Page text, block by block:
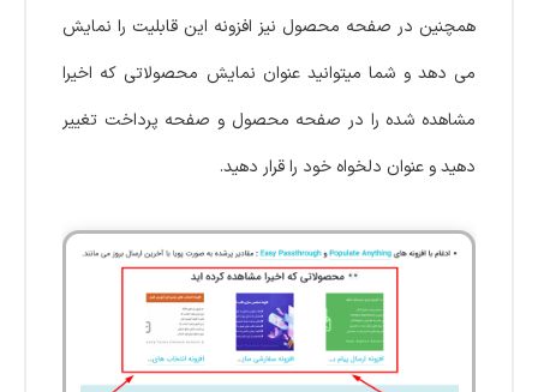
همچنین در صفحه محصول نیز افزونه این قابلیت را نمایش
می دهد و شما میتوانید عنوان نمایش محصولاتی که اخیرا
مشاهده شده را در صفحه محصول و صفحه پرداخت تغییر
دهید و عنوان دلخواه خود را قرار دهید.